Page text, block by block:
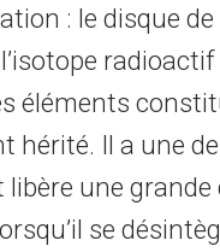
: le disque
éléments
hérité. Il a une
libère une
se